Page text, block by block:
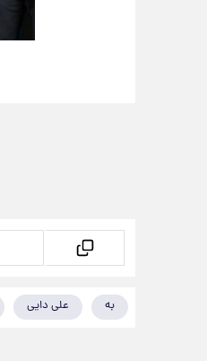
به علی دایی